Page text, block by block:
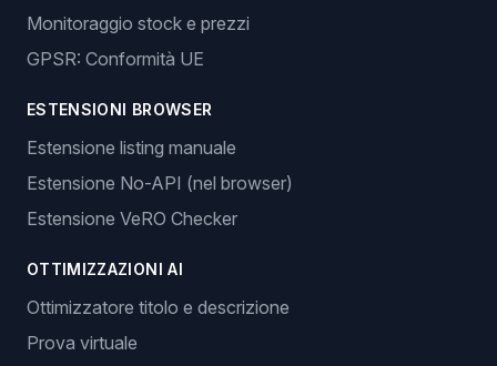
Monitoraggio stock e prezzi
GPSR: Conformità UE
ESTENSIONI BROWSER
Estensione listing manuale
Estensione No-API (nel browser)
Estensione VeRO Checker
OTTIMIZZAZIONI AI
Ottimizzatore titolo e descrizione
Prova virtuale